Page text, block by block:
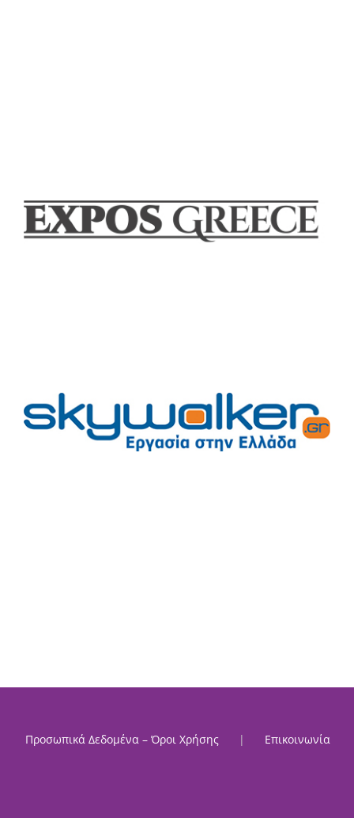
Προσωπικά Δεδομένα – Όροι Χρήσης Επικοινωνία